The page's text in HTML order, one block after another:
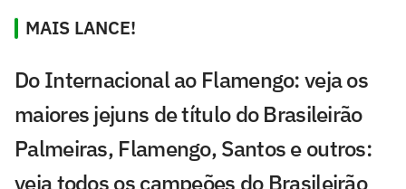
MAIS LANCE!
Do Internacional ao Flamengo: veja os
maiores jejuns de título do Brasileirão
Palmeiras, Flamengo, Santos e outros:
veja todos os campeões do Brasileirão